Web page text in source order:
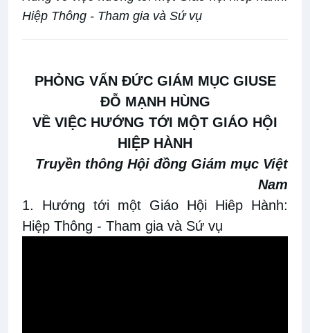
Hiệp Thông - Tham gia và Sứ vụ
PHỎNG VẤN ĐỨC GIÁM MỤC GIUSE
ĐỖ MẠNH HÙNG
VỀ VIỆC HƯỚNG TỚI MỘT GIÁO HỘI
HIỆP HÀNH
Truyền thông Hội đồng Giám mục Việt
Nam
1. Hướng tới một Giáo Hội Hiêp Hành:
Hiệp Thông - Tham gia và Sứ vụ